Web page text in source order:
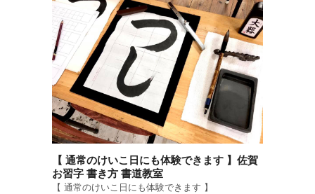
【 通常のけいこ日にも体験できます 】佐賀
お習字 書き方 書道教室
【 通常のけいこ日にも体験できます 】